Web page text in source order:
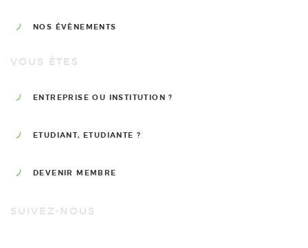
SUIVEZ-NOUS
NOS ÉVÈNEMENTS
VOUS ÊTES
ENTREPRISE OU INSTITUTION ?
ETUDIANT, ETUDIANTE ?
DEVENIR MEMBRE